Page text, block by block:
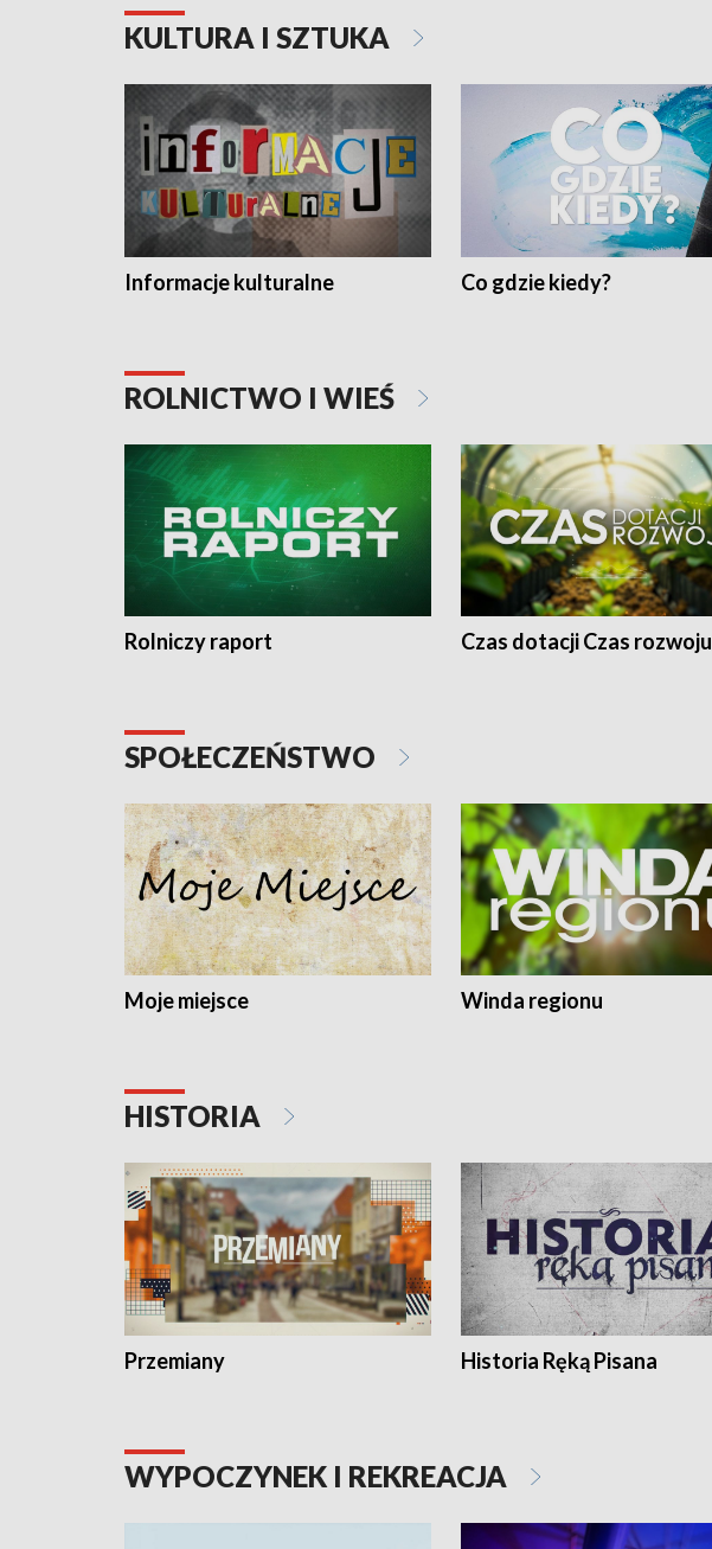
KULTURA I SZTUKA
Informacje kulturalne Co gdzie kiedy?
ROLNICTWO I WIEŚ
Rolniczy raport Czas dotacji Czas rozwoju
SPOŁECZEŃSTWO
Moje miejsce Winda regionu
HISTORIA
Przemiany Historia Ręką Pisana
WYPOCZYNEK I REKREACJA